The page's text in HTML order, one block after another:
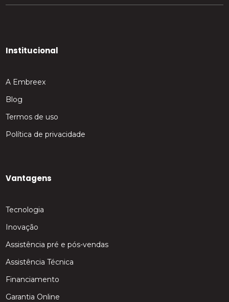
Institucional
A Embreex
Blog
Termos de uso
Política de privacidade
Vantagens
Tecnologia
Inovação
Assistência pré e pós-vendas
Assistência Técnica
Financiamento
Garantia Online